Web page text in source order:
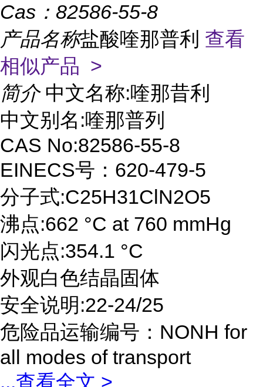
Cas： 82586-55-8
产品名称盐酸喹那普利 查看
相似产品 >
简介 中文名称:喹那昔利
中文别名:喹那普列
CAS No:82586-55-8
EINECS号：620-479-5
分子式:C25H31ClN2O5
沸点:662 °C at 760 mmHg
闪光点:354.1 °C
外观白色结晶固体
安全说明:22-24/25
危险品运输编号：NONH for
all modes of transport
...查看全文 >